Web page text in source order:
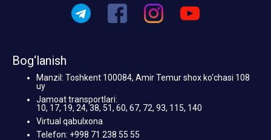
Bog‘lanish
Manzil: Toshkent 100084, Amir Temur shox ko‘chasi 108
uy
Jamoat transportlari:
10, 17, 19, 24, 38, 51, 60, 67, 72, 93, 115, 140
Virtual qabulxona
Telefon: +998 71 238 55 55